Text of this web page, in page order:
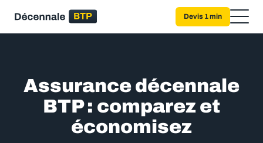
Devis 1 min
Assurance décennale
BTP : comparez et
économisez